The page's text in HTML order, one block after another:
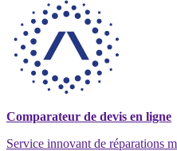
Comparateur de devis en ligne
Service innovant de réparations